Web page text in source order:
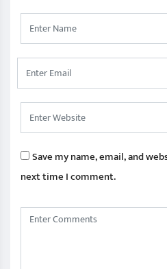
Save my name, email, and
next time I comment.